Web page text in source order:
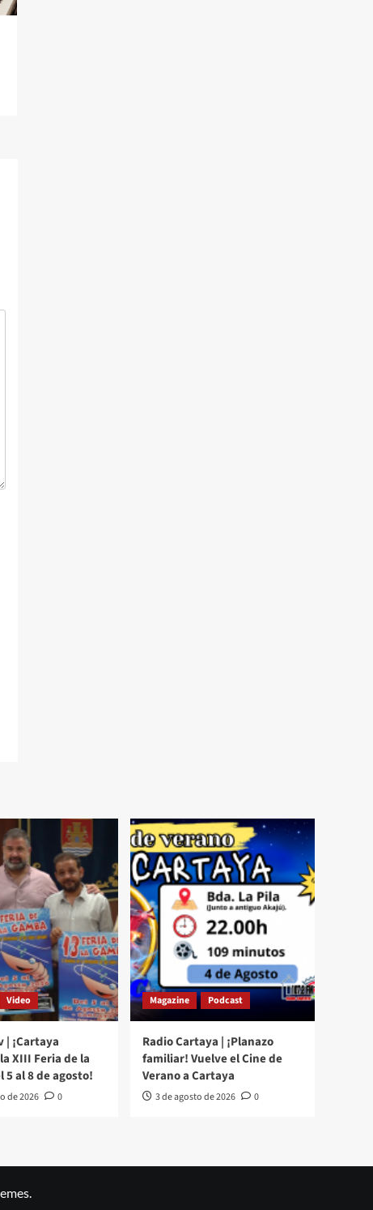
Video
| ¡Cartaya
XIII Feria de la
5 al 8 de agosto!
de 2026 0
Magazine Podcast
Radio Cartaya | ¡Planazo
familiar! Vuelve el Cine de
Verano a Cartaya
3 de agosto de 2026 0